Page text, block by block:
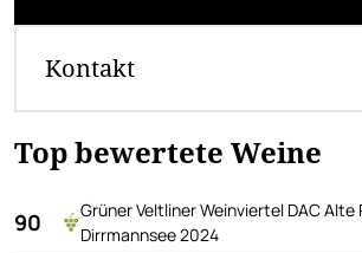
Kontakt
Top bewertete Weine
90
Grüner Veltliner Weinviertel DAC Alte
Dirrmannsee 2024